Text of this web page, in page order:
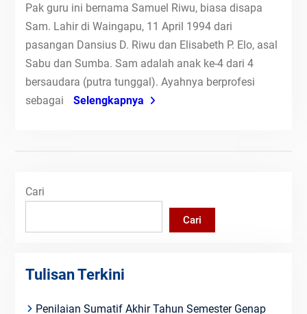
Pak guru ini bernama Samuel Riwu, biasa disapa
Sam. Lahir di Waingapu, 11 April 1994 dari
pasangan Dansius D. Riwu dan Elisabeth P. Elo, asal
Sabu dan Sumba. Sam adalah anak ke-4 dari 4
bersaudara (putra tunggal). Ayahnya berprofesi
sebagai
Selengkapnya
Cari
Cari
Tulisan Terkini
Penilaian Sumatif Akhir Tahun Semester Genap